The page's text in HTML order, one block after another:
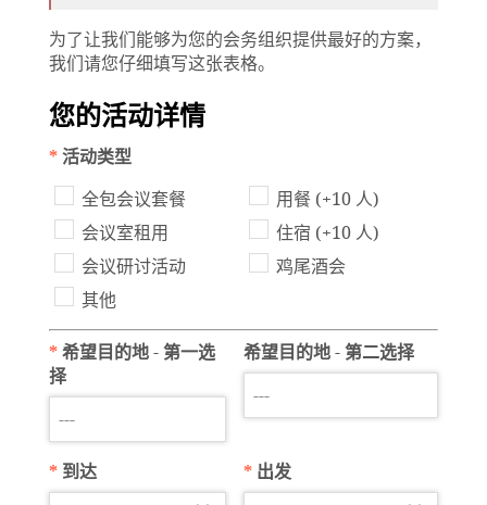
为了让我们能够为您的会务组织提供最好的方案，
我们请您仔细填写这张表格。
您的活动详情
*活动类型
全包会议套餐
用餐 (+10 人)
会议室租用
住宿 (+10 人)
会议研讨活动
鸡尾酒会
其他
*希望目的地 - 第一选
择
希望目的地 - 第二选择
* 到达 * 出发